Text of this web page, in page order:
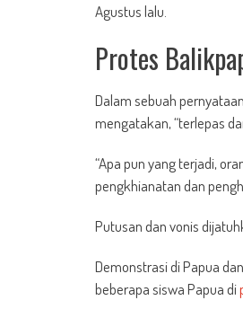
Agustus lalu.
Protes
Dalam sebuah
mengatakan, “terlepas
“Apa pun yang terjadi,
pengkhianatan dan
Putusan dan vonis
Demonstrasi di Papua
beberapa siswa Papua di